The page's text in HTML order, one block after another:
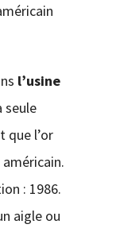
l’usine
seule
que l’or
: 1986.
aigle ou